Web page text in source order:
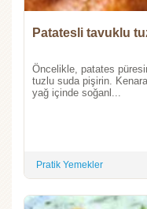
Patatesli tavuklu
Öncelikle, patates
tuzlu suda pişirin.
yağ içinde soğanl...
Pratik Yemekler